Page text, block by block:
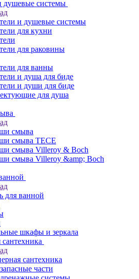
душевые системы
и душевые системы
для кухни
для раковины
для ванны
и душа для биде
и души для биде
для душа
смыва
смыва TECE
смыва Villeroy & Boch
смыва Villeroy &amp; Boch
для ванной
шкафы и зеркала
сантехника
части